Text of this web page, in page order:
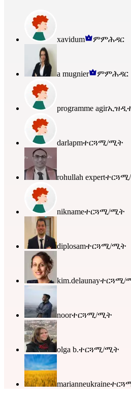
xavidum ምምሕዳር
a mugnier ምምሕዳር
programme agir
darlapmተርጓሚ/ሚት
rohullah expert
niknameተርጓሚ/ሚት
diplosamተርጓሚ/ሚት
kim.delaunayተርጓሚ/
noorተርጓሚ/ሚት
olga b.ተርጓሚ/ሚት
marianneukraine